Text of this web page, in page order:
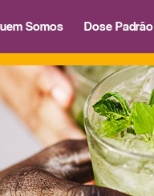
Somos Dose Padrão